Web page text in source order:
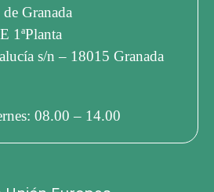
Granada
1ªPlanta
s/n – 18015 Granada
08.00 – 14.00